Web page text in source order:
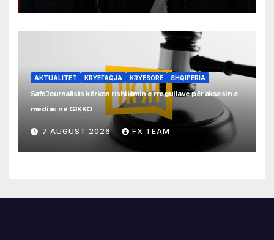
AKTUALITET KRYEFAQJA KRYESORE SHQIPERIA
SafeJournalists kërkon rishikimin e rregullave për aksesin e
medias në GJKKO
7 AUGUST 2026 FX TEAM